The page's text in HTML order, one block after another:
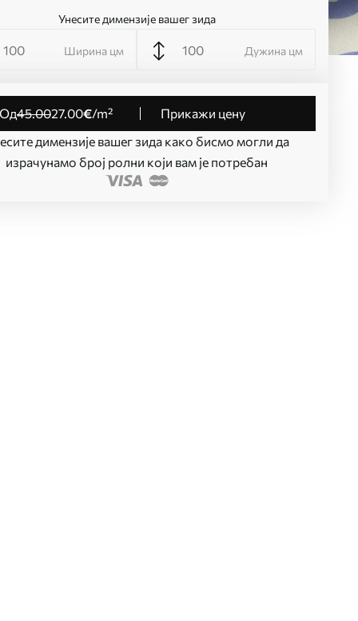
Унесите димензије вашег зида
Ширина цм Дужина цм
од45.0027.00€/m²
Прикажи цену
димензије вашег зида како бисмо могли да
израчунамо број ролни који вам је потребан